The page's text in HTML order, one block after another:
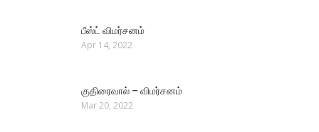
பீஸ்ட் விமர்சனம்
Apr 14, 2022
குதிரைவால் – விமர்சனம்
Mar 20, 2022